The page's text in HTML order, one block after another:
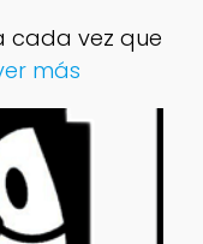
cada vez que
más